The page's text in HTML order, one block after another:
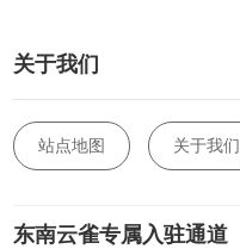
关于我们
站点地图 关于我们
东南云雀专属入驻通道